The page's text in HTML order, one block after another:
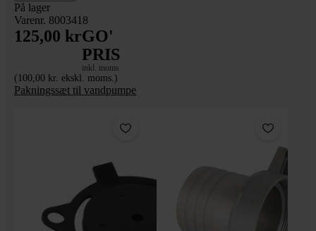
På lager
Varenr. 8003418
125,00 krGO'
PRIS
inkl. moms
(100,00 kr. ekskl. moms.)
Pakningssæt til vandpumpe